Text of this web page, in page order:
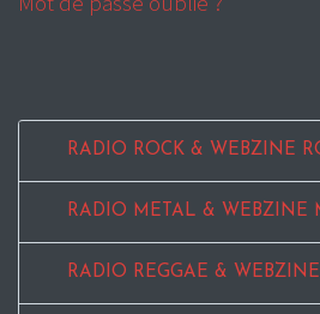
RADIO ROCK & WEBZINE
RADIO METAL & WEBZINE
RADIO REGGAE &